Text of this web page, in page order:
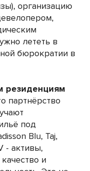
организацию
лететь в
бюрократии в
резиденциям
партнёрство
под
Blu, Taj,
- активы,
и